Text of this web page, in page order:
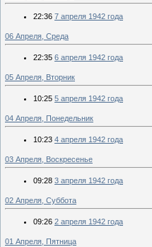
22:36 7 апреля 1942 года
06 Апреля, Среда
22:35 6 апреля 1942 года
05 Апреля, Вторник
10:25 5 апреля 1942 года
04 Апреля, Понедельник
10:23 4 апреля 1942 года
03 Апреля, Воскресенье
09:28 3 апреля 1942 года
02 Апреля, Суббота
09:26 2 апреля 1942 года
01 Апреля, Пятница